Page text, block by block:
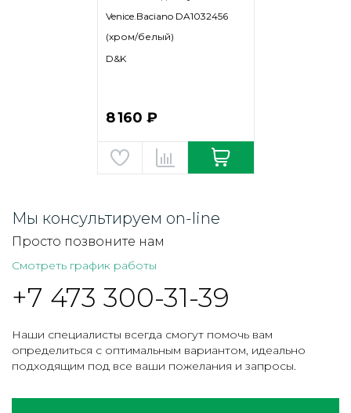
Venice.Baciano DA1032456
(хром/белый)
D&K
8 160 ₽
Мы консультируем on-line
Просто позвоните нам
Смотреть график работы
+7 473 300-31-39
Наши специалисты всегда смогут помочь вам
определиться с оптимальным вариантом, идеально
подходящим под все ваши пожелания и запросы.